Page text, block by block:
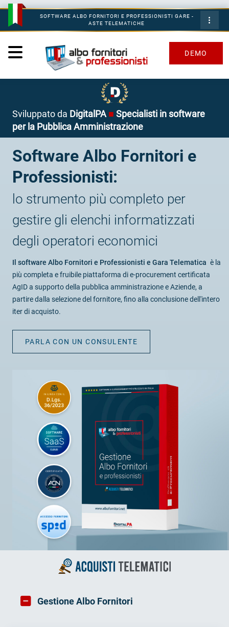
SOFTWARE ALBO FORNITORI E PROFESSIONISTI GARE -
ASTE TELEMATICHE
DEMO
Sviluppato da DigitalPA ■ Specialisti in software
per la Pubblica Amministrazione
Software Albo Fornitori e
Professionisti:
lo strumento più completo per
gestire gli elenchi informatizzati
degli operatori economici
Il software Albo Fornitori e Professionisti e Gara Telematica è la
più completa e fruibile piattaforma di e-procurement certificata
AgID a supporto della pubblica amministrazione e Aziende, a
partire dalla selezione del fornitore, fino alla conclusione dell'intero
iter di acquisto.
PARLA CON UN CONSULENTE
Gestione Albo Fornitori